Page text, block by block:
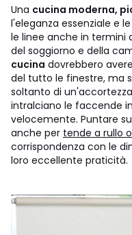
Una cucina moderna,
l'eleganza essenziale e
le linee anche in termini
del soggiorno e della
cucina dovrebbero
del tutto le finestre, ma
soltanto di
intralciano le faccende
velocemente. Puntare
anche per tende a rullo
corrispondenza con le
loro eccellente praticità.